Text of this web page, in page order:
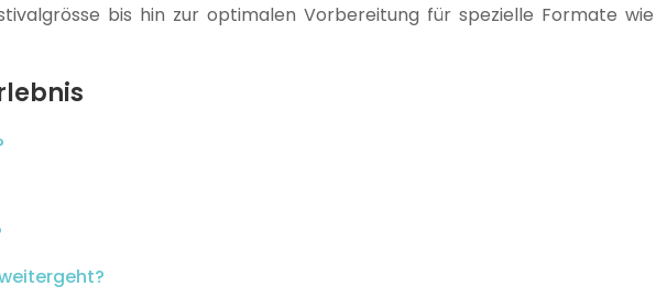
bis hin zur optimalen Vorbereitung für spezielle Formate wie